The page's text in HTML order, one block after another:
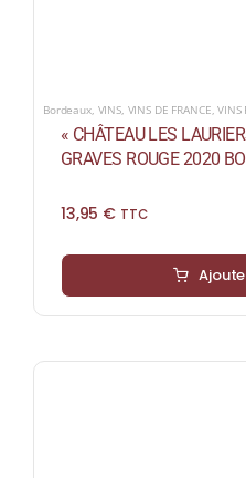
Bordeaux, VINS, VINS DE FRANCE,VINS
« CHÂTEAU LES
GRAVES ROUGE 2020
13,95 € TTC